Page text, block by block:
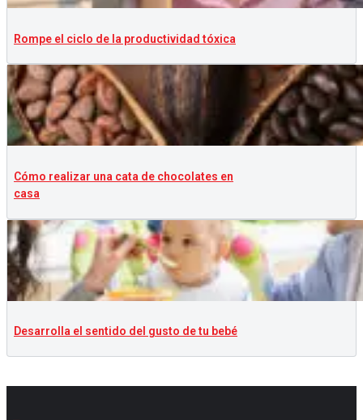
Rompe el ciclo de la productividad tóxica
Cómo realizar una cata de chocolates en
casa
Desarrolla el sentido del gusto de tu bebé